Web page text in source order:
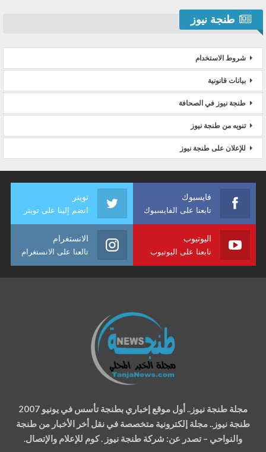
طنجة نيوز
شروط الاستخدام
بيانات قانونية
طنجة نيوز في الصحافة
تنويه من طنجة نيوز
للإعلان على طنجة نيوز
فايسبوك
تابعنا على الفايسبوك
تويتر
انضم إلينا على تويتر
اليوتيوب
تابعنا على اليوتيوب
الانستغرام
تالعنا على الانستغرام
مجلة طنجة نيوز.. أول موقع إخباري بطنجة تأسس في يونيو 2007
طنجة نيوز.. مجلة إلكترونية متخصصة في نقل أخر الأخبار من طنجة
والنواحي – تصدر عن: شركة طنجة نيوز . كوم للإعلام والإتصال.